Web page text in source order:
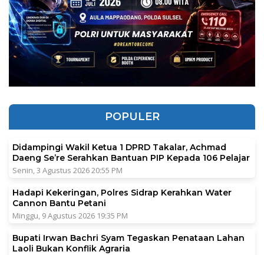
POPULER
Didampingi Wakil Ketua 1 DPRD Takalar, Achmad
Daeng Se’re Serahkan Bantuan PIP Kepada 106 Pelajar
Senin, 3 Agustus 2026 20:55 PM
Hadapi Kekeringan, Polres Sidrap Kerahkan Water
Cannon Bantu Petani
Minggu, 9 Agustus 2026 19:35 PM
Bupati Irwan Bachri Syam Tegaskan Penataan Lahan
Laoli Bukan Konflik Agraria